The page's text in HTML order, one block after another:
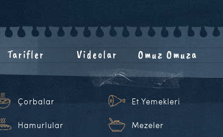
Tarifler Videolar Omuz Omuza
Çorbalar Et Yemekleri
Hamurlular Mezeler